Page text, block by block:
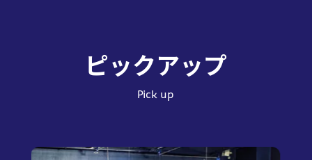
ピックアップ
Pick up